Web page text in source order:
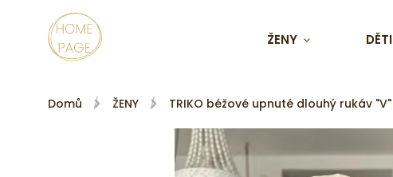
ŽENY DĚTI
Domů / ŽENY / TRIKO béžové upnuté dlouhý rukáv "V"